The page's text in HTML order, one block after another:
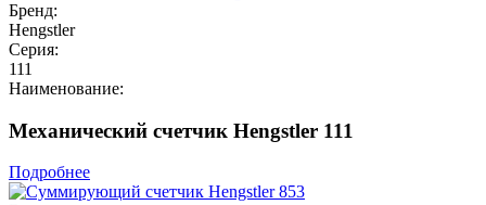
Бренд:
Hengstler
Серия:
111
Наименование:
Механический счетчик Hengstler 111
Подробнее